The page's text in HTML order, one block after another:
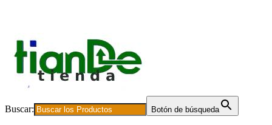
Buscar: Botón de búsqueda